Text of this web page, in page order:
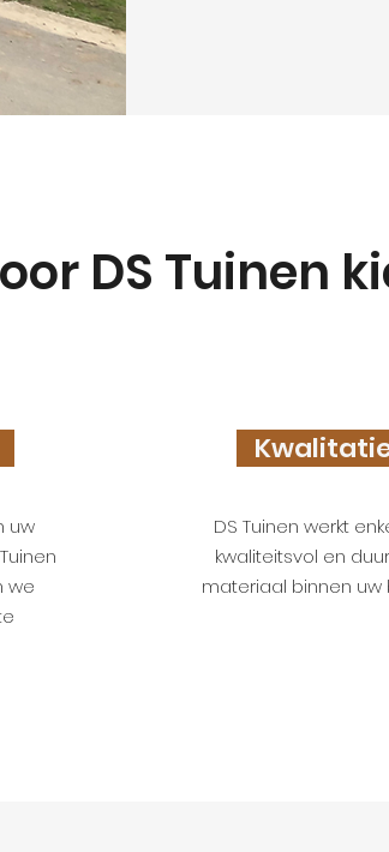
uw
we
DS Tuinen werkt
kwaliteitsvol en
materiaal binnen uw
DS Tuinen